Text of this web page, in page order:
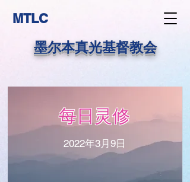
MTLC
墨尔本真光基督教会
每日灵修
2022年3月9日